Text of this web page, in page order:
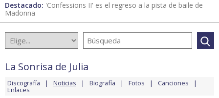
Destacado: 'Confessions II' es el regreso a la pista de baile de
Madonna
La Sonrisa de Julia
Discografía Noticias Biografía Fotos Canciones
Enlaces